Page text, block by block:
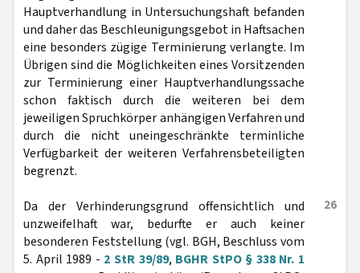
Hauptverhandlung in Untersuchungshaft befanden
und daher das Beschleunigungsgebot in Haftsachen
eine besonders zügige Terminierung verlangte. Im
Übrigen sind die Möglichkeiten eines Vorsitzenden
zur Terminierung einer Hauptverhandlungssache
schon faktisch durch die weiteren bei dem
jeweiligen Spruchkörper anhängigen Verfahren und
durch die nicht uneingeschränkte terminliche
Verfügbarkeit der weiteren Verfahrensbeteiligten
begrenzt.
26
Da der Verhinderungsgrund offensichtlich und
unzweifelhaft war, bedurfte er auch keiner
besonderen Feststellung (vgl. BGH, Beschluss vom
5. April 1989 - 2 StR 39/89, BGHR StPO § 338 Nr. 1